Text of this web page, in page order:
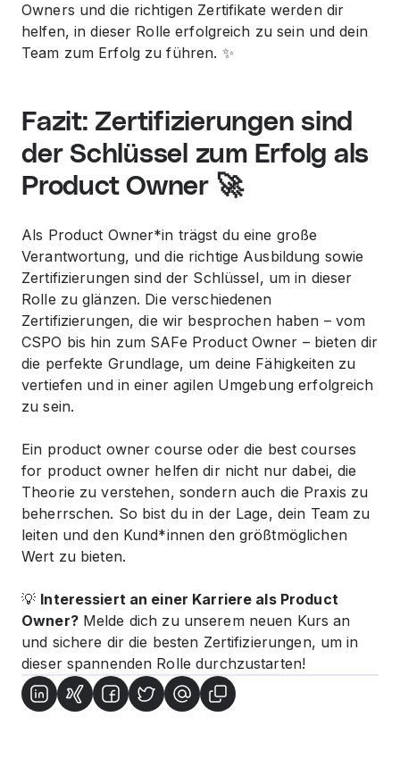
Owners und die richtigen Zertifikate werden dir
helfen, in dieser Rolle erfolgreich zu sein und dein
Team zum Erfolg zu führen. ✨
Fazit: Zertifizierungen sind
der Schlüssel zum Erfolg als
Product Owner 🚀
Als Product Owner*in trägst du eine große
Verantwortung, und die richtige Ausbildung sowie
Zertifizierungen sind der Schlüssel, um in dieser
Rolle zu glänzen. Die verschiedenen
Zertifizierungen, die wir besprochen haben – vom
CSPO bis hin zum SAFe Product Owner – bieten dir
die perfekte Grundlage, um deine Fähigkeiten zu
vertiefen und in einer agilen Umgebung erfolgreich
zu sein.
Ein product owner course oder die best courses
for product owner helfen dir nicht nur dabei, die
Theorie zu verstehen, sondern auch die Praxis zu
beherrschen. So bist du in der Lage, dein Team zu
leiten und den Kund*innen den größtmöglichen
Wert zu bieten.
💡 Interessiert an einer Karriere als Product
Owner?Melde dich zu unserem neuen Kurs an
und sichere dir die besten Zertifizierungen, um in
dieser spannenden Rolle durchzustarten!